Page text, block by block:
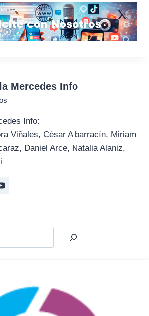
Mercedes Info
Info:
Viñales, César Albarracín, Miriam
Daniel Arce, Natalia Alaniz,